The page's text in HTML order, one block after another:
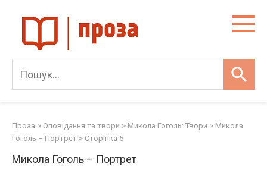
content
Проза > Оповідання та твори > Микола Гоголь: Твори > Микола
Гоголь – Портрет > Сторінка 5
Микола Гоголь – Портрет